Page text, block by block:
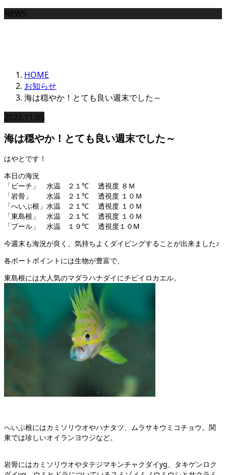
NEWS
HOME
お知らせ
海は穏やか！とても良い週末でした～
2023.11.05
海は穏やか！とても良い週末でした～
はやとです！
本日の海況
「ビーチ」 水温 ２１℃ 透視度 ８Ｍ
「岩骨」 水温 ２１℃ 透視度 １０Ｍ
「へいぶ根」水温 ２１℃ 透視度 １０Ｍ
「東島根」 水温 ２１℃ 透視度 １０Ｍ
「プール」 水温 １９℃ 透視度１０M
今週末も海況が良く、気持ちよくダイビングすることが出来ました♪
各ボートポイントには生物が豊富で、
東島根には大人気のマダラハナダイにチビイロカエル。
へいぶ根にはカミソリウオやハナタツ、ムラサキウミコチョウ。関
東では珍しいオイランヨウジなど。
岩骨にはカミソリウオやタテジマキンチャクダイyg、タキゲンロク